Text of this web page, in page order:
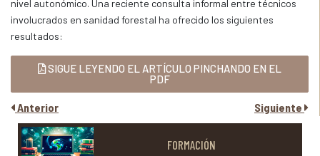
nivel autonómico. Una reciente consulta informal entre técnicos
involucrados en sanidad forestal ha ofrecido los siguientes
resultados:
SIGUE LEYENDO EL ARTÍCULO PINCHANDO EN EL
PDF
Anterior Siguiente
FORMACIÓN